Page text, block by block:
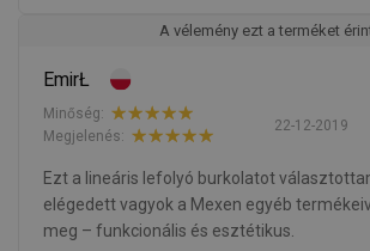
A vélemény ezt a terméket
EmirŁ
22-12-2019
Minőség:
Megjelenés:
Ezt a lineáris lefolyó burkolatot
elégedett vagyok a Mexen egyéb
meg – funkcionális és esztétikus.